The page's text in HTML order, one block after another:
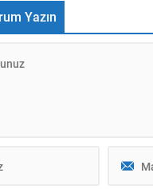
mutfak
adından söz ettiren
Mobilya,
sahip iki mutfak
ilk 3 sırada
Yazın